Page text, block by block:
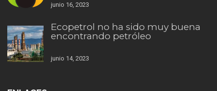
junio 16, 2023
Ecopetrol no ha sido muy buena
encontrando petróleo
junio 14, 2023